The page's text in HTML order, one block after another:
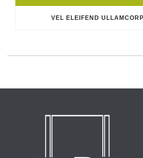
VEL ELEIFEND